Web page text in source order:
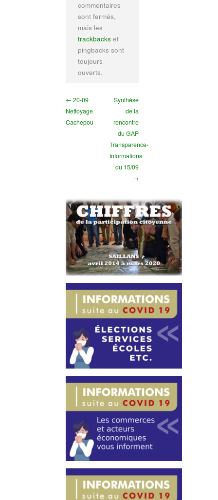
commentaires
sont fermés,
mais les
trackbacks et
pingbacks sont
toujours
ouverts.
← 20-09
Nettoyage
Cachepou
Synthèse
de la
rencontre
du GAP
Transparence-
Informations
du 15/09
→